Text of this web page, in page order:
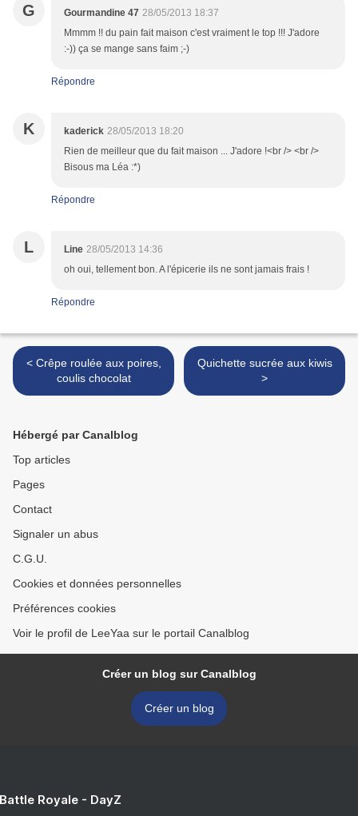
G Gourmandine 47 28/05/2013 18:37
Mmmm !! du pain fait maison c'est vraiment le top !!! J'adore
:-)) ça se mange sans faim ;-)
Répondre
K kaderick 28/05/2013 18:20
Rien de meilleur que du fait maison ... J'adore !<br /> <br />
Bisous ma Léa :*)
Répondre
L Line 28/05/2013 14:36
oh oui, tellement bon. A l'épicerie ils ne sont jamais frais !
Répondre
< Crêpe roulée aux poires,
coulis chocolat
Quichette sucrée aux kiwis
>
Hébergé par Canalblog
Top articles
Pages
Contact
Signaler un abus
C.G.U.
Cookies et données personnelles
Préférences cookies
Voir le profil de LeeYaa sur le portail Canalblog
Créer un blog sur Canalblog
Créer un blog
Royale - DayZ